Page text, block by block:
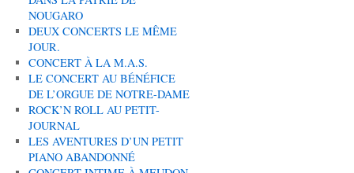
NOUGARO
DEUX CONCERTS LE MÊME
JOUR.
CONCERT À LA M.A.S.
LE CONCERT AU BÉNÉFICE
DE L’ORGUE DE NOTRE-DAME
ROCK’N ROLL AU PETIT-
JOURNAL
LES AVENTURES D’UN PETIT
PIANO ABANDONNÉ